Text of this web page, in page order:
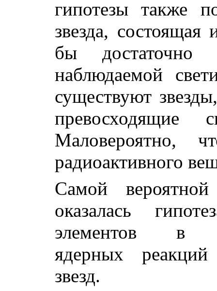
гипотезы также
звезда,
бы достаточно
наблюдаемой
существуют
превосходящие
Маловероятно,
радиоактивного
Самой вероятной
оказалась
элементов в
ядерных
звезд.